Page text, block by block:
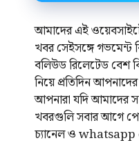
আমাদের এই
খবর সেইসঙ্গে গভমেন্ট
বলিউড রিলেটেড বেশ
নিয়ে প্রতিদিন
আপনারা যদি আমাদের
খবরগুলি সবার আগে
চ্যানেল ও